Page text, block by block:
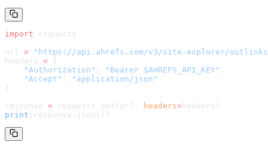
import requests
url = " https://api.ahrefs.com/v3/site-explorer/
headers = {
    "Authorization"
: "Bearer $AHREFS_API_KEY" ,
    "Accept"
:
"application/json"
}
response = requests.get(url, headers= headers )
print (response.json())